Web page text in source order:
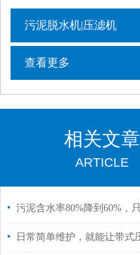
污泥脱水机|压滤机
查看更多
相关文章
ARTICLE